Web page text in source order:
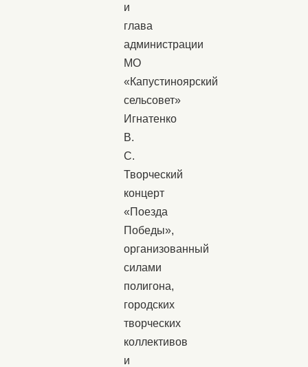
и
глава
администрации
МО
«Капустиноярский
сельсовет»
Игнатенко
В.
С.
Творческий
концерт
«Поезда
Победы»,
организованный
силами
полигона,
городских
творческих
коллективов
и